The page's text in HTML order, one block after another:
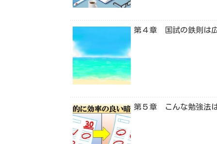
第４章 国試の鉄則は
第５章 こんな勉強法